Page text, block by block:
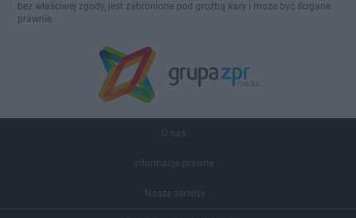
bez właściwej zgody, jest zabronione pod groźbą kary i może być ścigane
prawnie.
O nas
Informacje prawne
Nasze serwisy